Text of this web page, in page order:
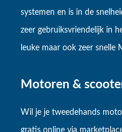
systemen en is in de
zeer gebruiksvriendelijk in
leuke maar ook zeer snelle
Motoren &
Wil je je tweedehands